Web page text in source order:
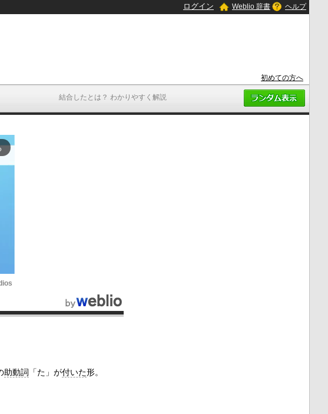
結合したとは？ わかりやすく解説
ログイン Weblio 辞書 ヘルプ
初めての方へ
助動詞 「た」が付いた形。